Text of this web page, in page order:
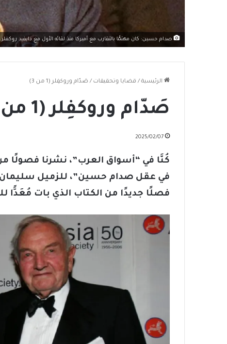
صدام حسين: كان مهتمًّا بالتقارب مع أميركا منذ لقائه الأول مع دايفيد روكفلر.
الرئيسية / قضايا وتحقيقات / صَدّام وروكفِلر (1 من 3)
صَدّام وروكفِلر (1 من 3)
2025/02/07
كُنَّا في “أسواق العرب”، نشرنا فصولًا
في عقل صدام حسين”، للزميل سليمان
فصلًا جديدًا من الكتاب الذي بات مُعَدًّا